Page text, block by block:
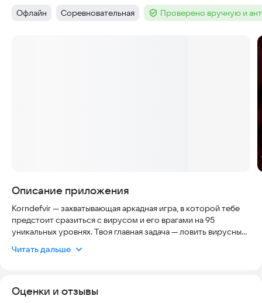
Тег:
Офлайн Тег:
Соревновательная Тег :Проверено вручную и
Описание приложения
Korndefvir — захватывающая аркадная игра, в которой тебе
предстоит сразиться с вирусом и его врагами на 95
уникальных уровнях. Твоя главная задача — ловить вирусных
ловкость, скорость и стратегию. Эта аркада — настоящее
Геймплей основан на классических принципах аркады с
Читать дальше
Оценки и отзывы